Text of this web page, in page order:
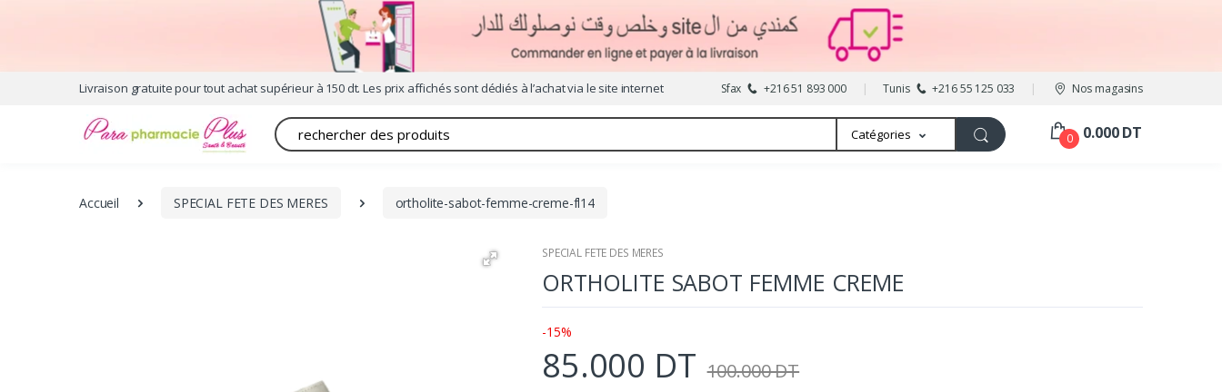
Livraison gratuite pour tout achat supérieur à 150 dt. Les prix affichés sont dédiés à l’achat via le site internet Sfax +216 51 893 000 Tunis +216 55 125 033 Nos magasins
Recherche Catégories 0 0.000 DT
Accueil SPECIAL FETE DES MERES ortholite-sabot-femme-creme-fl14
SPECIAL FETE DES MERES
ORTHOLITE SABOT FEMME CREME
-15%
85.000 DT 100.000 DT